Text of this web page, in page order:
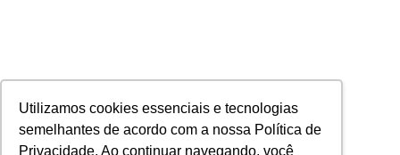
Utilizamos cookies essenciais e tecnologias
semelhantes de acordo com a nossa Política de
Privacidade. Ao continuar navegando, você